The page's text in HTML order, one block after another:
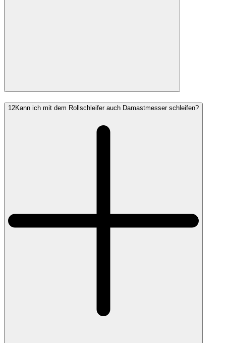
12Kann ich mit dem Rollschleifer auch Damastmesser schleifen?